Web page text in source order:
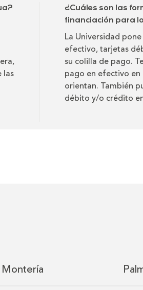
las
¿Cuáles son las
financiación para
La Universidad
efectivo, tarjetas
su colilla de pago.
pago en efectivo
orientan. También
débito y/o crédito
Montería